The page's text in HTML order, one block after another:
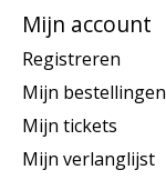
Mijn account
Registreren
Mijn bestellingen
Mijn tickets
Mijn verlanglijst